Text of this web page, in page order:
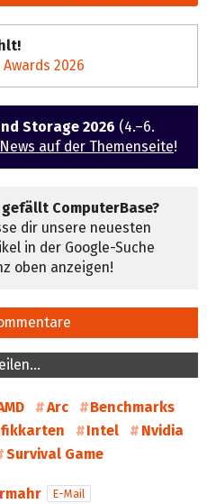
2026
Storage 2026 (4.–6.
auf der Themenseite!
gefällt ComputerBase?
dir unsere neuesten
in der Google-Suche
oben anzeigen!
Arc
Benchmarks
Intel
Nvidia
Survival Game
E-Mail